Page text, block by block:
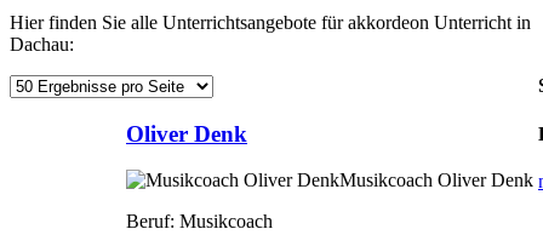
Hier finden Sie alle Unterrichtsangebote für akkordeon Unterricht in
Dachau:
Oliver Denk
Musikcoach Oliver Denk
Beruf: Musikcoach